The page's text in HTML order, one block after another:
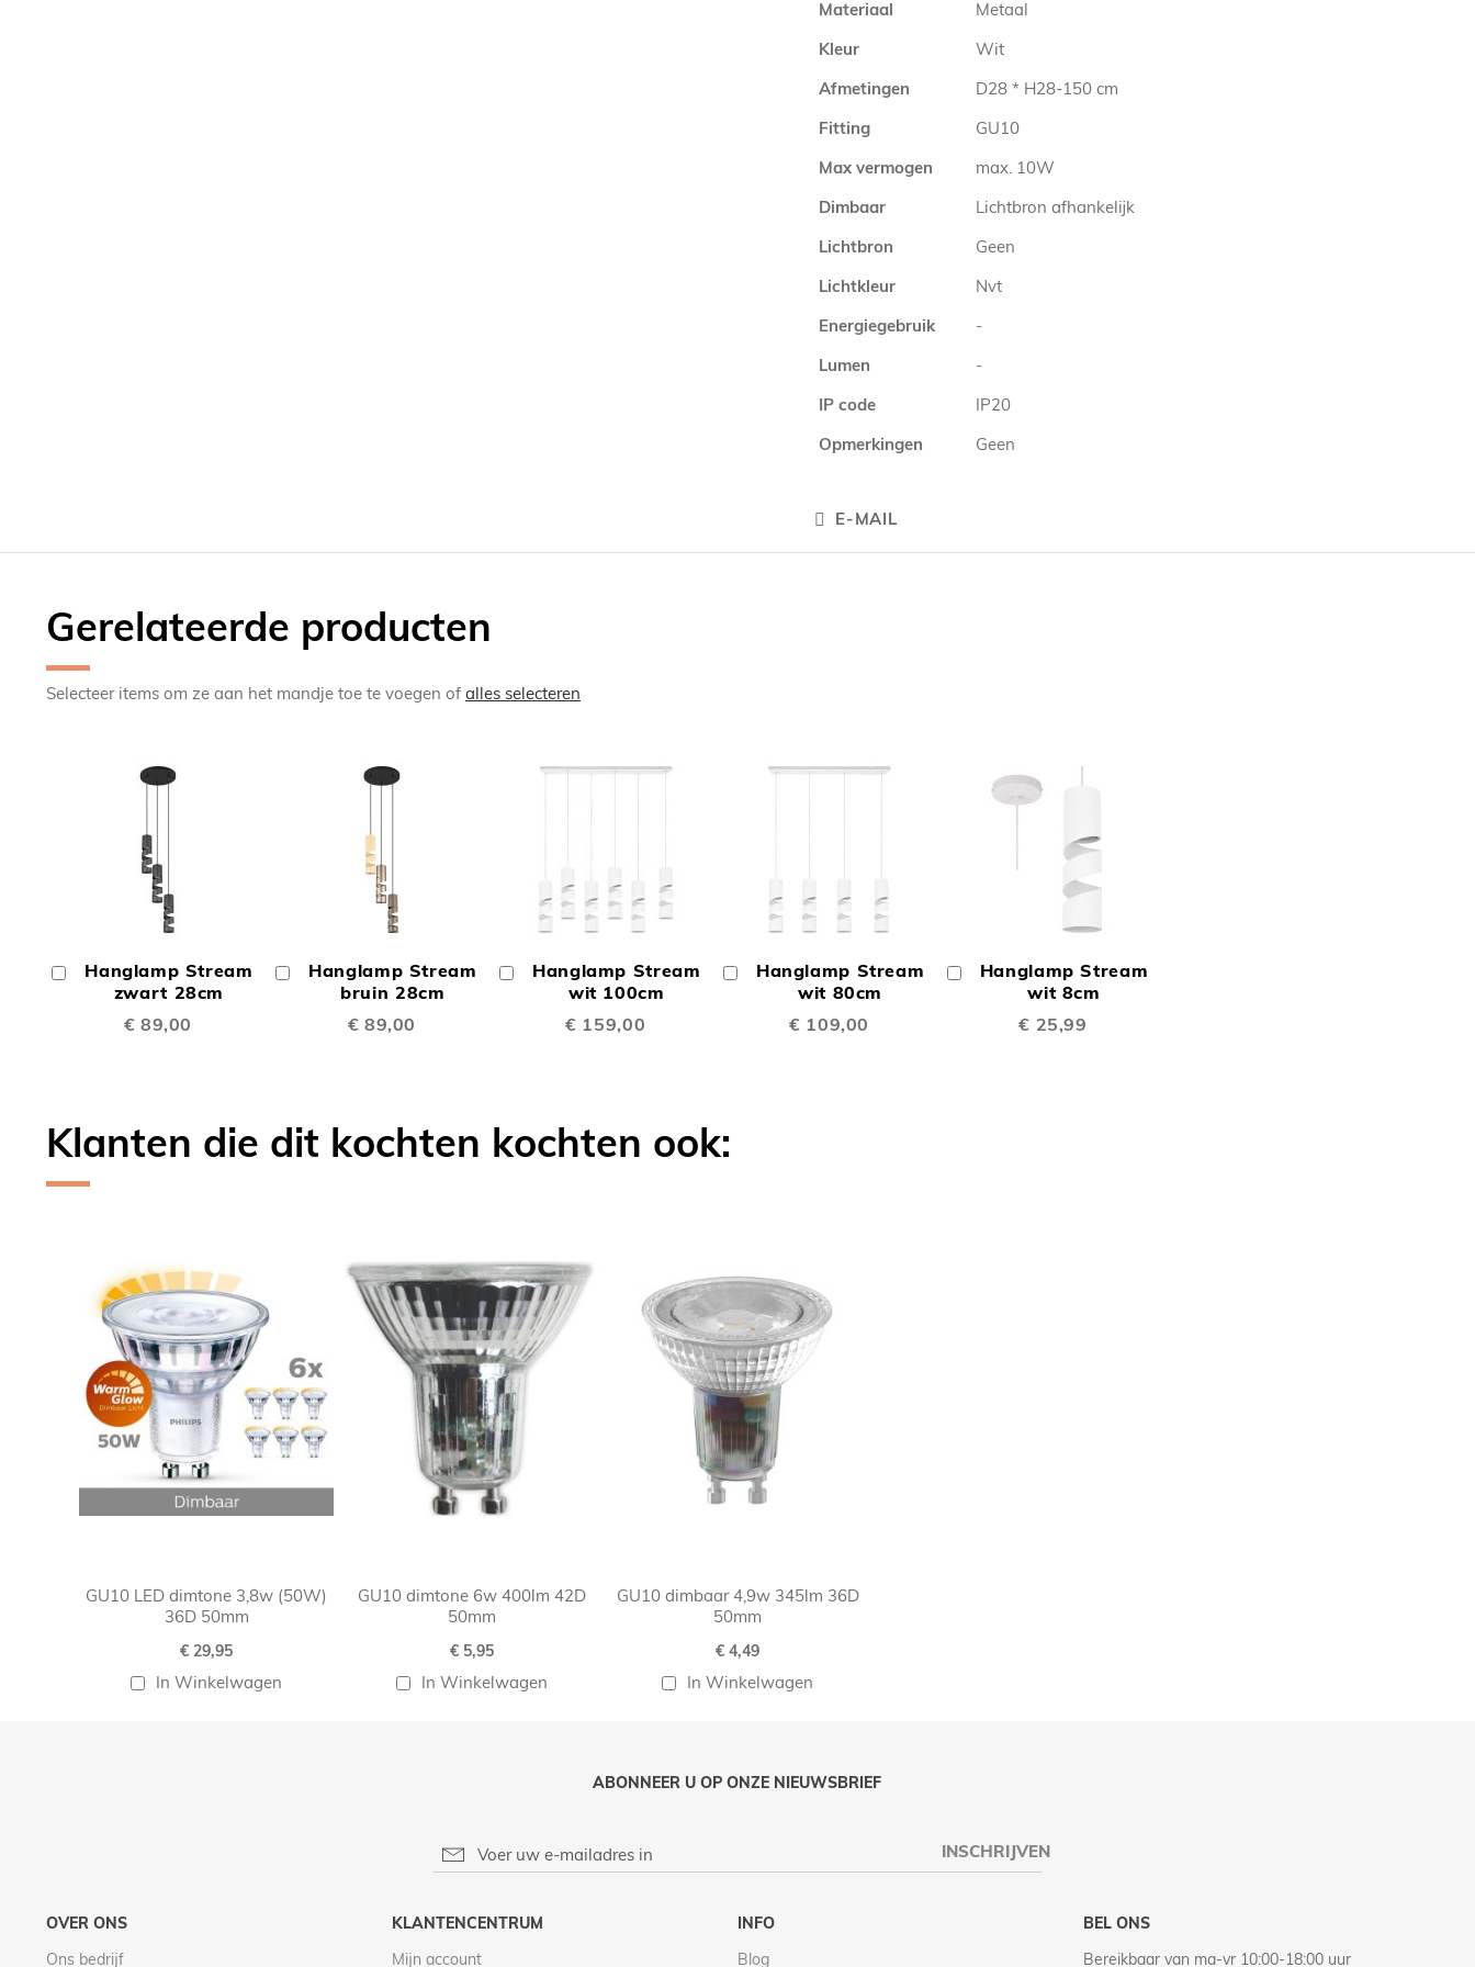
Materiaal
Metaal
Kleur
Wit
Afmetingen
D28 * H28-150 cm
Fitting
GU10
Max vermogen
max. 10W
Dimbaar
Lichtbron afhankelijk
Lichtbron
Geen
Lichtkleur
Nvt
Energiegebruik
-
Lumen
-
IP code
IP20
Opmerkingen
Geen
E-MAIL
Gerelateerde producten
Selecteer items om ze aan het mandje toe te voegen of alles selecteren
Hanglamp Stream
zwart 28cm
€ 89,00
Winkelwagen
TE
Hanglamp Stream
bruin 28cm
€ 89,00
Winkelwagen
TOEVOEGEN
TE
Hanglamp Stream
wit 100cm
€ 159,00
Winkelwagen
TOEVOEGEN
Hanglamp Stream
wit 80cm
€ 109,00
Winkelwagen
Hanglamp Stream
wit 8cm
€ 25,99
Winkelwagen
Klanten die dit kochten kochten ook:
GU10 LED dimtone 3,8w (50W)
36D 50mm
€ 29,95
In Winkelwagen
GU10 dimtone 6w 400lm 42D
50mm
€ 5,95
In Winkelwagen
GU10 dimbaar 4,9w 345lm 36D
50mm
€ 4,49
In Winkelwagen
ABONNEER U OP ONZE NIEUWSBRIEF
INSCHRIJVEN
OVER ONS
Ons bedrijf
KLANTENCENTRUM
Mijn account
INFO
Blog
BEL ONS
Bereikbaar van ma-vr 10:00-18:00 uur